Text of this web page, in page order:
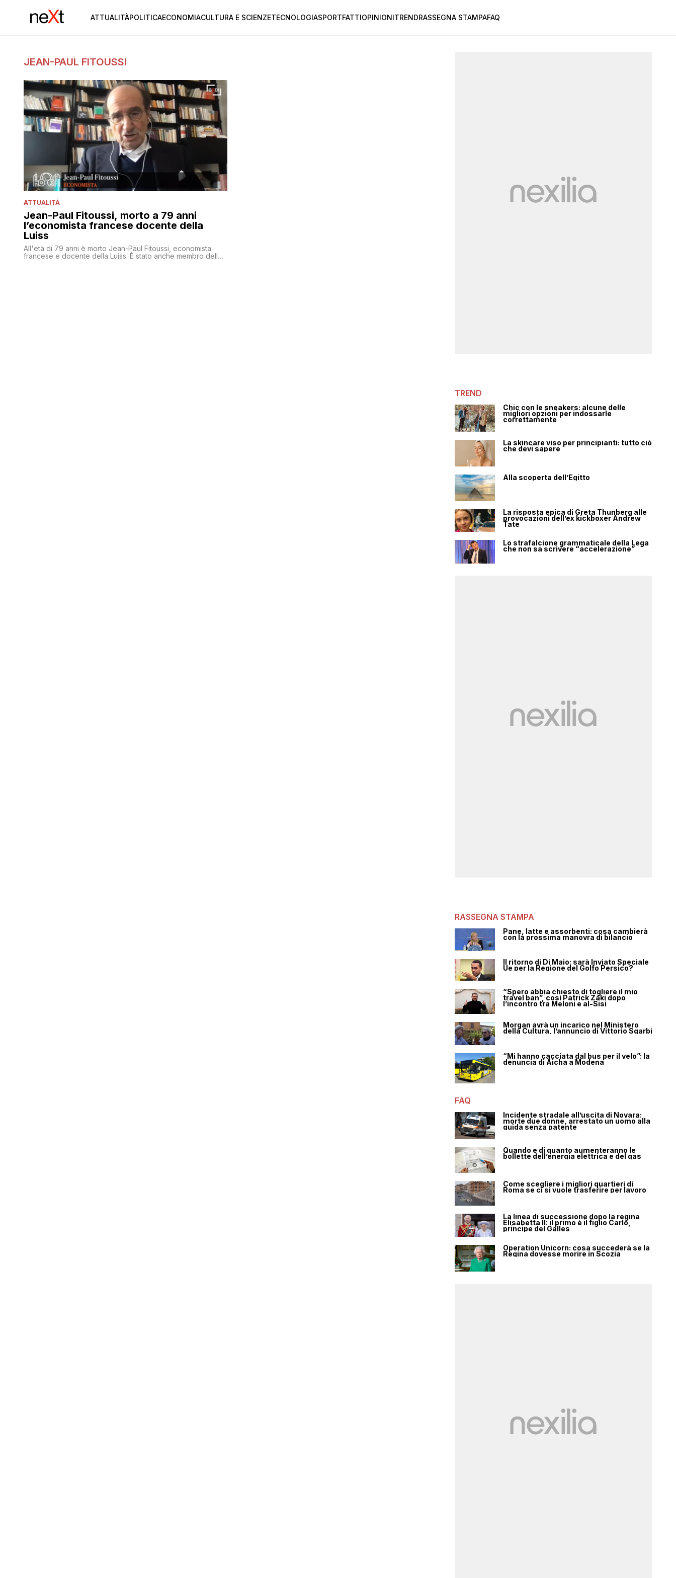
ATTUALITÀPOLITICAECONOMIACULTURA E SCIENZETECNOLOGIASPORTFATTIOPINIONITRENDRASSEGNA STAMPAFAQ
JEAN-PAUL FITOUSSI
ATTUALITÀ
Jean-Paul Fitoussi, morto a 79 anni
l’economista francese docente della
Luiss
All'età di 79 anni è morto Jean-Paul Fitoussi, economista
francese e docente della Luiss. È stato anche membro della
TREND
Chic con le sneakers: alcune delle
migliori opzioni per indossarle
correttamente
La skincare viso per principianti: tutto ciò
che devi sapere
Alla scoperta dell’Egitto
La risposta epica di Greta Thunberg alle
provocazioni dell’ex kickboxer Andrew
Tate
Lo strafalcione grammaticale della Lega
che non sa scrivere “accelerazione”
RASSEGNA STAMPA
Pane, latte e assorbenti: cosa cambierà
con la prossima manovra di bilancio
Il ritorno di Di Maio: sarà Inviato Speciale
Ue per la Regione del Golfo Persico?
“Spero abbia chiesto di togliere il mio
travel ban”, così Patrick Zaki dopo
l’incontro tra Meloni e al-Sisi
Morgan avrà un incarico nel Ministero
della Cultura, l’annuncio di Vittorio Sgarbi
“Mi hanno cacciata dal bus per il velo”: la
denuncia di Aicha a Modena
FAQ
Incidente stradale all’uscita di Novara:
morte due donne, arrestato un uomo alla
guida senza patente
Quando e di quanto aumenteranno le
bollette dell’energia elettrica e del gas
Come scegliere i migliori quartieri di
Roma se ci si vuole trasferire per lavoro
La linea di successione dopo la regina
Elisabetta II: il primo è il figlio Carlo,
principe del Galles
Operation Unicorn: cosa succederà se la
Regina dovesse morire in Scozia